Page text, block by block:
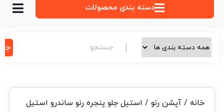
دسته‌ بندی محصولات
خانه / آپشن رنو/ استیل جلو پنجره رنو ساندرو استیل